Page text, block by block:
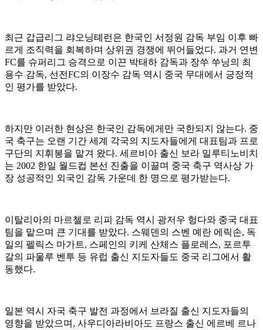
최근 갑급리그 랴오닝톄런은 한국인 서정원 감독 부임 이후 빠
르게 조직력을 회복하며 상위권 경쟁에 뛰어들었다. 과거 연변
FC를 슈퍼리그 승격으로 이끈 박태하 감독과 장쑤 쑤닝의 최
용수 감독, 선전FC의 이장수 감독 역시 중국 무대에서 긍정적
인 평가를 받았다.
하지만 이러한 현상은 한국인 감독에게만 국한되지 않는다. 중
국 축구는 오랜 기간 세계 각국의 지도자들에게 대표팀과 프로
구단의 지휘봉을 맡겨 왔다. 세르비아 출신 보라 밀루티노비치
는 2002 한일 월드컵 본선 진출을 이끌며 중국 축구 역사상 가
장 성공적인 외국인 감독 가운데 한 명으로 평가받는다.
이탈리아의 마르첼로 리피 감독 역시 광저우 헝다와 중국 대표
팀을 맡으며 큰 기대를 받았다. 스웨덴의 스벤 예란 에릭손, 독
일의 펠릭스 마가트, 스페인의 키케 산체스 플로레스, 포르투
갈의 파울루 벤투 등 유럽 출신 지도자들도 중국 리그에서 활
동했다.
일본 역시 자국 축구 발전 과정에서 브라질 출신 지도자들의
영향을 받았으며, 사우디아라비아도 프랑스 출신 에르베 르나